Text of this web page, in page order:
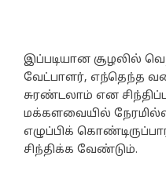
இப்படியான சூழலில்
வேட்பாளர், எந்தெந்த
சுரண்டலாம் என
மக்களவையில்
எழுப்பிக்
சிந்திக்க வேண்டும்.